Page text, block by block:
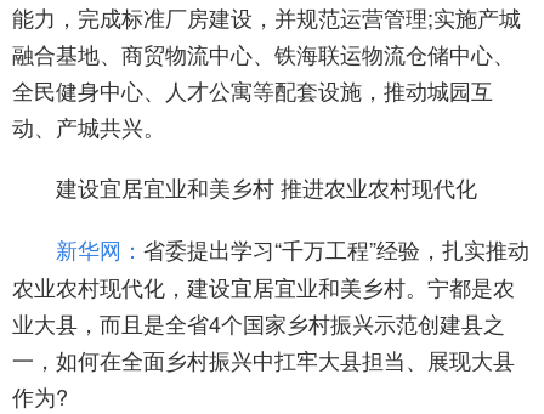
能力，完成标准厂房建设，并规范运营管理;实施产城
融合基地、商贸物流中心、铁海联运物流仓储中心、
全民健身中心、人才公寓等配套设施，推动城园互
动、产城共兴。
建设宜居宜业和美乡村 推进农业农村现代化
新华网： 省委提出学习“千万工程”经验，扎实推动
农业农村现代化，建设宜居宜业和美乡村。宁都是农
业大县，而且是全省4个国家乡村振兴示范创建县之
一，如何在全面乡村振兴中扛牢大县担当、展现大县
作为?